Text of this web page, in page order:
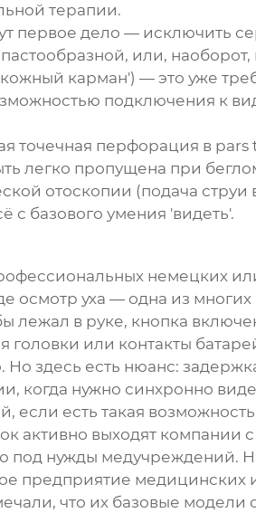
терапии.
первое дело — исключить
или,
карман') — это уже
подключения к
перфорация в
легко пропущена при
отоскопии (подача струи
с базового умения 'видеть'.
немецких
осмотр уха — одна из
лежал в руке, кнопка
или контакты
здесь есть нюанс:
когда нужно синхронно
если есть такая
активно выходят компании
под нужды медучреждений.
предприятие медицинских
что их базовые модели